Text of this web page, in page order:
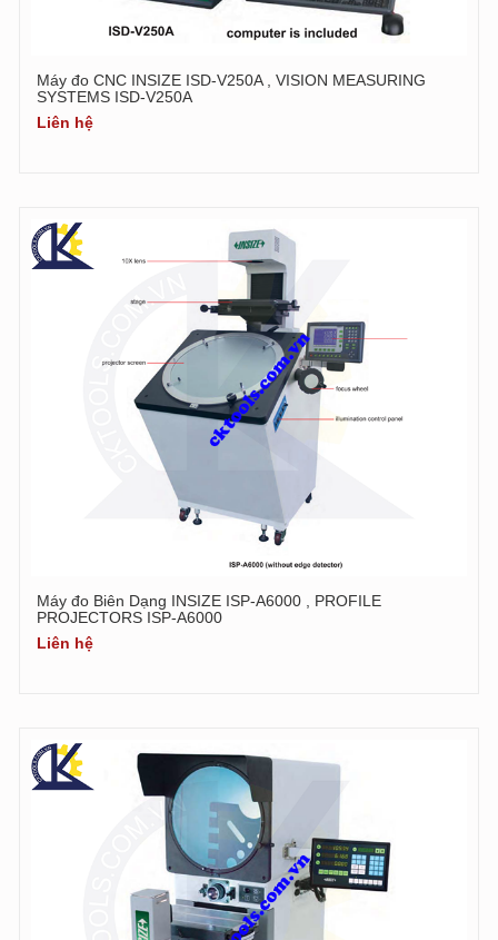
Máy đo CNC INSIZE ISD-V250A , VISION MEASURING
SYSTEMS ISD-V250A
Liên hệ
Máy đo Biên Dạng INSIZE ISP-A6000 , PROFILE
PROJECTORS ISP-A6000
Liên hệ